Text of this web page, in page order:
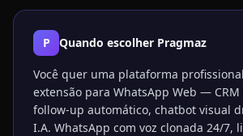
P Quando escolher Pragmaz
Você quer uma plataforma
extensão para WhatsApp Web — CRM
follow-up automático, chatbot visual
I.A. WhatsApp com voz clonada 24/7,